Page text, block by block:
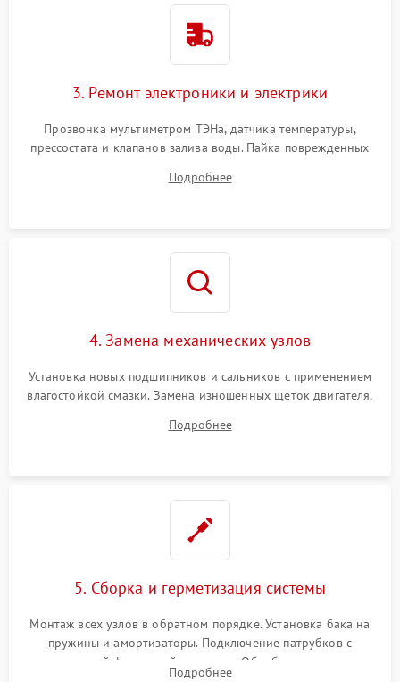
3. Ремонт электроники и электрики
Прозвонка мультиметром ТЭНа, датчика температуры,
прессостата и клапанов залива воды. Пайка поврежденных
Восстановление целостности проводки и контактов.
Подробнее
4. Замена механических узлов
Установка новых подшипников и сальников с применением
влагостойкой смазки. Замена изношенных щеток двигателя,
или поврежденной резиновой манжеты.
Подробнее
5. Сборка и герметизация системы
Монтаж всех узлов в обратном порядке. Установка бака на
пружины и амортизаторы. Подключение патрубков с
надежной фиксацией хомутами. Обработка стыков
Подробнее